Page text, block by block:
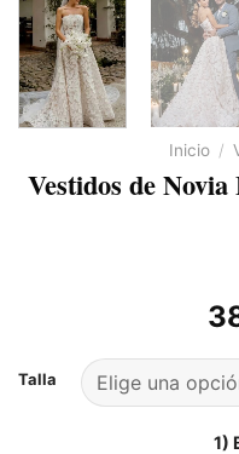
Inicio /
Vestidos de
Talla
1)